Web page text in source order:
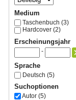
Medium
Taschenbuch (3)
Hardcover (2)
Erscheinungsjahr
-
Sprache
Deutsch (5)
Suchoptionen
Autor (5)